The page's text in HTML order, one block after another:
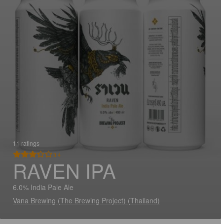
11 ratings
3.4
RAVEN IPA
6.0% India Pale Ale
Vana Brewing (The Brewing Project) (Thailand)